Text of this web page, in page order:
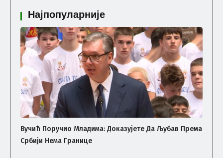
Најпопуларније
Вучић Поручио Младима: Доказујете Да Љубав Према
Србији Нема Границе